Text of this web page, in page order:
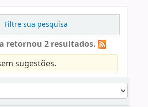
Filtre sua pesquisa
retornou 2 resultados.
sugestões.